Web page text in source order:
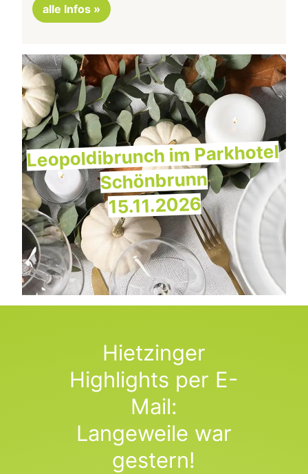
alle Infos »
Leopoldibrunch im Parkhotel
Schönbrunn
15.11.2026
Hietzinger
Highlights per E-
Mail:
Langeweile war
gestern!